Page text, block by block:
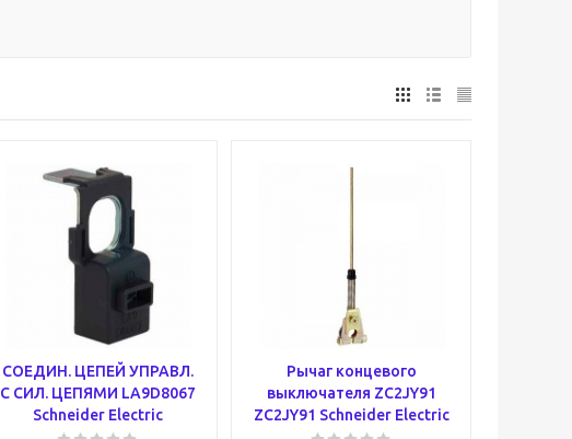
СОЕДИН. ЦЕПЕЙ УПРАВЛ.
С СИЛ. ЦЕПЯМИ LA9D8067
Schneider Electric
Рычаг концевого
выключателя ZC2JY91
ZC2JY91 Schneider Electric